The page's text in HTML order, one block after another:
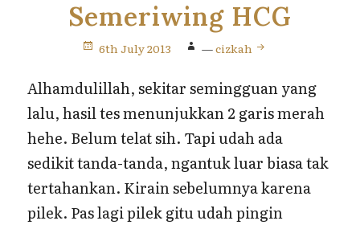
Semeriwing HCG
6th July 2013 —cizkah
Alhamdulillah, sekitar semingguan yang
lalu, hasil tes menunjukkan 2 garis merah
hehe. Belum telat sih. Tapi udah ada
sedikit tanda-tanda, ngantuk luar biasa tak
tertahankan. Kirain sebelumnya karena
pilek. Pas lagi pilek gitu udah pingin